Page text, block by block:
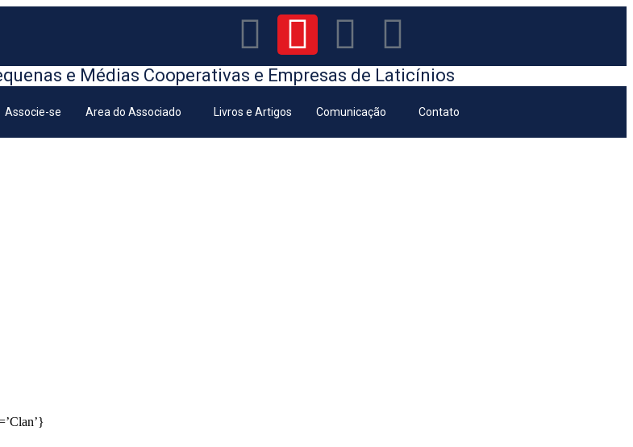
e Médias Cooperativas e Empresas de Laticínios
Associe-se Area do Associado Livros e Artigos Comunicação Contato